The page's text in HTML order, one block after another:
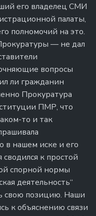
его владелец СМИ
палаты,
полномочий на это.
— не дал
вопросы
ли гражданин
Прокуратура
ПМР, что
то и так
в нашем иске и его
к простой
спорной нормы
деятельность“
свою позицию. Наши
к объяснению связи